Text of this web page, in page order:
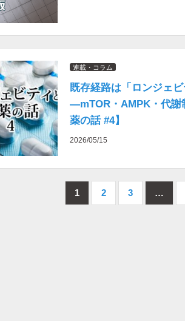
連載・コラム
既存経路は「ロンジェ
―mTOR・AMPK・代謝
薬の話 #4】
2026/05/15
1 2 3 …